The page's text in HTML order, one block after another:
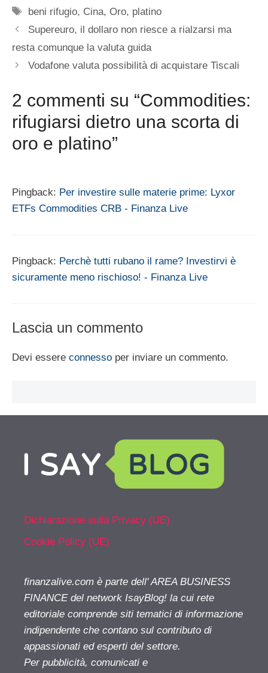
Tag
beni rifugio, Cina,Oro, platino
Supereuro, il dollaro non riesce a rialzarsi ma
resta comunque la valuta guida
Vodafone valuta possibilità di acquistare Tiscali
2 commenti su “Commodities:
rifugiarsi dietro una scorta di
oro e platino”
Pingback: Per investire sulle materie prime: Lyxor
ETFs Commodities CRB - Finanza Live
Pingback: Perchè tutti rubano il rame? Investirvi è
sicuramente meno rischioso! - Finanza Live
Lascia un commento
Devi essere connesso per inviare un commento.
Dichiarazione sulla Privacy (UE)
Cookie Policy (UE)
finanzalive.com è parte dell' AREA BUSINESS
FINANCE del network IsayBlog! la cui rete
editoriale comprende siti tematici di informazione
indipendente che contano sul contributo di
appassionati ed esperti del settore.
Per pubblicità, comunicati e